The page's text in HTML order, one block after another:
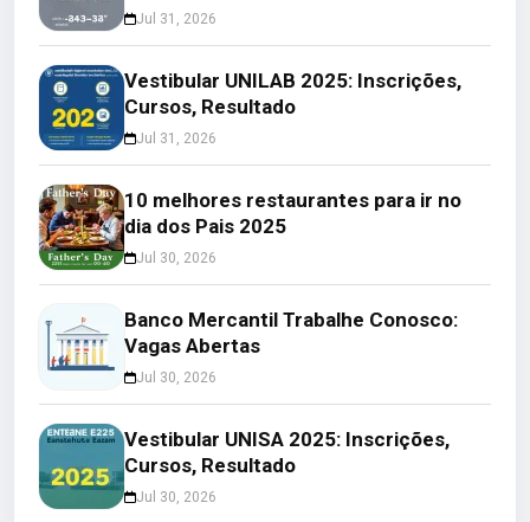
Jul 31, 2026
Vestibular UNILAB 2025: Inscrições,
Cursos, Resultado
Jul 31, 2026
10 melhores restaurantes para ir no
dia dos Pais 2025
Jul 30, 2026
Banco Mercantil Trabalhe Conosco:
Vagas Abertas
Jul 30, 2026
Vestibular UNISA 2025: Inscrições,
Cursos, Resultado
Jul 30, 2026